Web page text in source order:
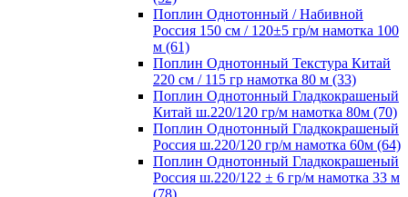
Поплин Однотонный / Набивной
Россия 150 см / 120±5 гр/м намотка 100
м (61)
Поплин Однотонный Текстура Китай
220 см / 115 гр намотка 80 м (33)
Поплин Однотонный Гладкокрашеный
Китай ш.220/120 гр/м намотка 80м (70)
Поплин Однотонный Гладкокрашеный
Россия ш.220/120 гр/м намотка 60м (64)
Поплин Однотонный Гладкокрашеный
Россия ш.220/122 ± 6 гр/м намотка 33 м
(78)